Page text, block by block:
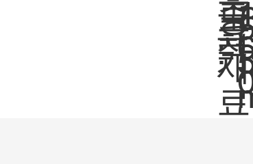
도
:
요
재
축
크